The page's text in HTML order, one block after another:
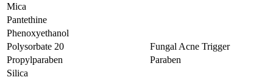
Mica
Pantethine
Phenoxyethanol
Polysorbate 20
Fungal Acne Trigger
Propylparaben
Paraben
Silica